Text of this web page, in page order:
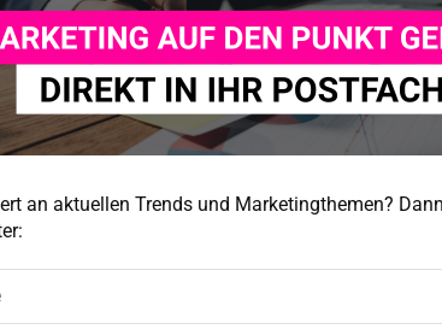
an aktuellen Trends und Marketingthemen?